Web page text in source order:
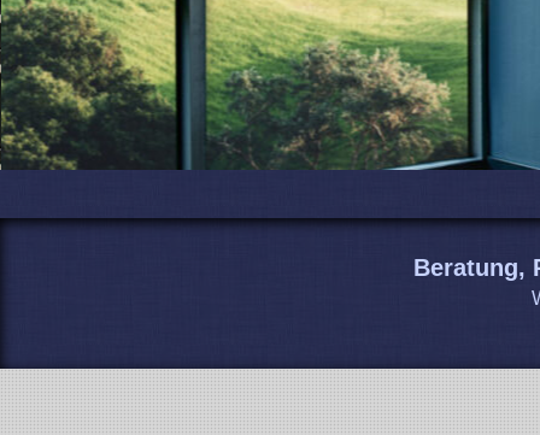
Beratung,